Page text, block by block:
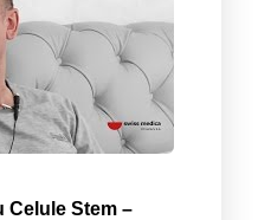
Celule Stem –